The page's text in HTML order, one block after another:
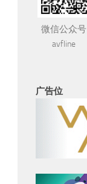
微信公众号
avfline
广告位